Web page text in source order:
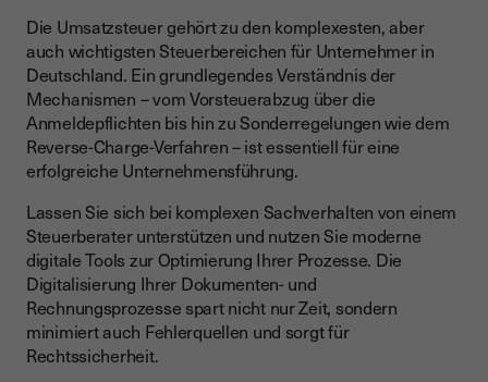
Die Umsatzsteuer gehört zu den komplexesten, aber
auch wichtigsten Steuerbereichen für Unternehmer in
Deutschland. Ein grundlegendes Verständnis der
Mechanismen – vom Vorsteuerabzug über die
Anmeldepflichten bis hin zu Sonderregelungen wie dem
Reverse-Charge-Verfahren – ist essentiell für eine
erfolgreiche Unternehmensführung.
Lassen Sie sich bei komplexen Sachverhalten von einem
Steuerberater unterstützen und nutzen Sie moderne
digitale Tools zur Optimierung Ihrer Prozesse. Die
Digitalisierung Ihrer Dokumenten- und
Rechnungsprozesse spart nicht nur Zeit, sondern
minimiert auch Fehlerquellen und sorgt für
Rechtssicherheit.